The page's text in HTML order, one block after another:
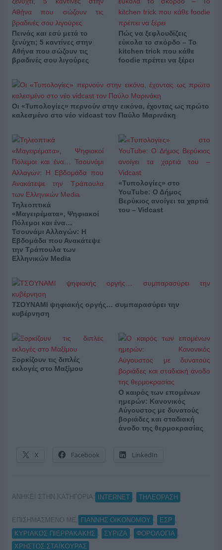
Πεινάς και εσύ μετά το
ξενύχτι; 5 καντίνες στην
Αθήνα που σώζουν τις
βραδινές σου λιγούρες
Πώς να ξεφλουδίζεις
εύκολα το σκόρδο – Το
kitchen trick που κάθε
foodie πρέπει να ξέρει
Οι «Τυπολογίες» περνούν στην εικόνα, έχοντας ως πρώτο
καλεσμένο στο νέο vidcast τον Παύλο Μαρινάκη
Τηλεοπτικά
«Μαγειρέματα», Ψηφιακοί
Πόλεμοι και ένα…
Τσουνάμι Αλλαγών: Η
Εβδομάδα που Ανακάτεψε
την Τράπουλα των
Ελληνικών Media
«Τυπολογίες» στο
YouTube: Ο Δήμος
Βερύκιος ανοίγει τα χαρτιά
του – Vidcast
ΤΣΟΥΝΑΜΙ ψηφιακής οργής… συμπαρασύρει την
κυβέρνηση
Ξορκίζουν τις διπλές
εκλογές στο Μαξίμου
Ο καιρός των επομένων
ημερών: Κανονικός
Αύγουστος με δυνατούς
βοριάδες και σταδιακή
άνοδο της θερμοκρασίας
X Facebook LinkedIn
ΑΝΗΚΕΙ ΣΤΗΝ ΚΑΤΗΓΟΡΙΑ: INTERNET ΤΗΛΕΟΡΑΣΗ
ΕΠΙΣΗΜΑΣΜΕΝΟ ΜΕ: ΓΙΑΝΝΗΣ ΟΙΚΟΝΟΜΟΥ ΕΣΡ
ΚΥΡΙΑΚΟΣ ΠΙΕΡΡΑΚΑΚΗΣ
ΣΥΡΙΖΑ ΦΟΡΟΛΟΓΙΑ
ΧΡΗΣΤΟΣ ΣΤΑΪΚΟΥΡΑΣ